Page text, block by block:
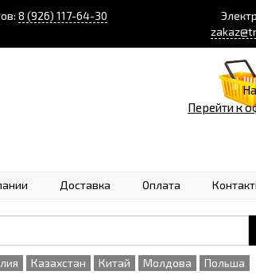
8 (926) 117-64-30
Перейти к
Доставка Оплата
Казахстан Китай Молдова
Польша